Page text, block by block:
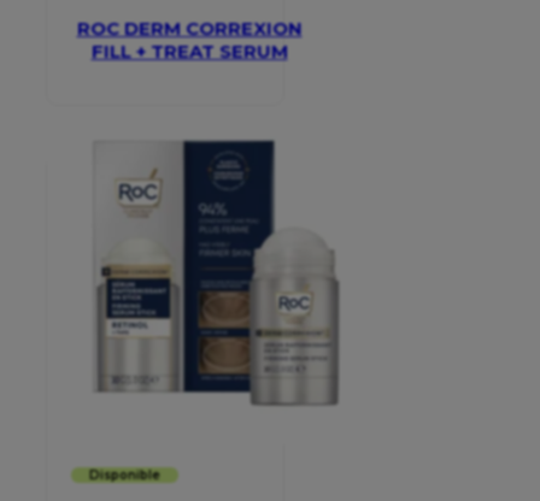
ROC DERM CORREXION
FILL + TREAT SERUM
Disponible